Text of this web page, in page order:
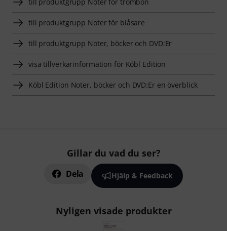
till produktgrupp Noter för blåsare
till produktgrupp Noter, böcker och DVD:Er
visa tillverkarinformation för Köbl Edition
Köbl Edition Noter, böcker och DVD:Er en överblick
Gillar du vad du ser?
Dela Hjälp & Feedback
Nyligen visade produkter